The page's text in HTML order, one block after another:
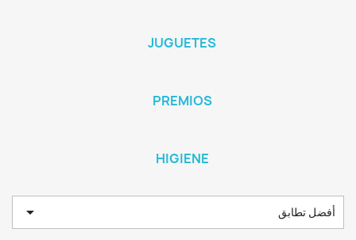
JUGUETES
PREMIOS
HIGIENE
أفضل تطابق 